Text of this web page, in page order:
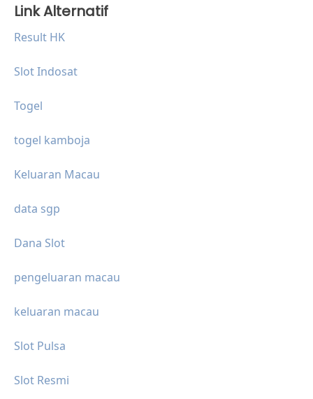
Link Alternatif
Result HK
Slot Indosat
Togel
togel kamboja
Keluaran Macau
data sgp
Dana Slot
pengeluaran macau
keluaran macau
Slot Pulsa
Slot Resmi